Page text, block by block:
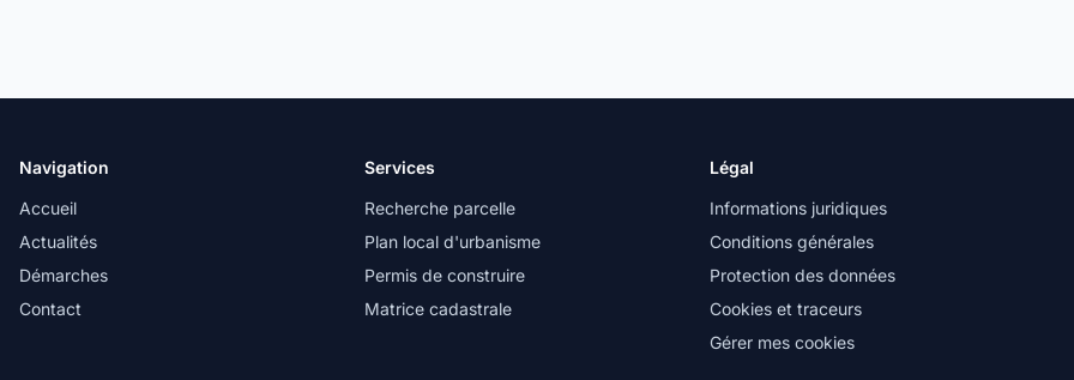
Navigation
Accueil
Actualités
Démarches
Contact
Services
Recherche parcelle
Plan local d'urbanisme
Permis de construire
Matrice cadastrale
Légal
Informations juridiques
Conditions générales
Protection des données
Cookies et traceurs
Gérer mes cookies